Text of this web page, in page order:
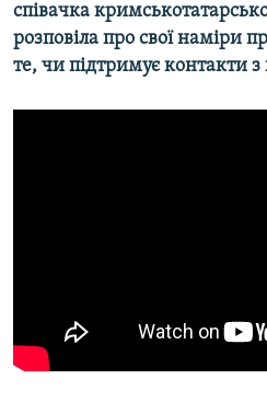
співачка
розповіла про свої наміри
те, чи підтримує контакти